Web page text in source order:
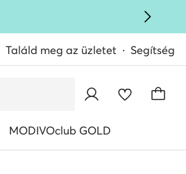
Találd meg az üzletet Segítség
MODIVOclub GOLD